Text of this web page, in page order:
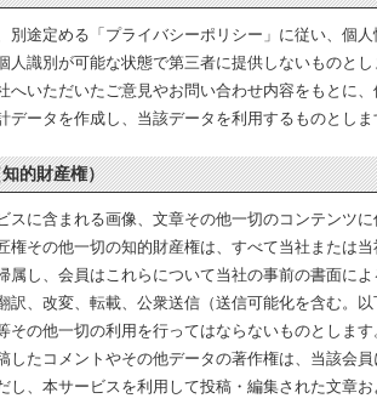
別途定める「プライバシーポリシー」に従い、個
人識別が可能な状態で第三者に提供しないものと
へいただいたご意見やお問い合わせ内容をもとに
データを作成し、当該データを利用するものとしま
的財産権）
スに含まれる画像、文章その他一切のコンテンツ
権その他一切の知的財産権は、すべて当社または
属し、会員はこれらについて当社の事前の書面に
訳、改変、転載、公衆送信（送信可能化を含む。
その他一切の利用を行ってはならないものとしま
したコメントやその他データの著作権は、当該会
し、本サービスを利用して投稿・編集された文章